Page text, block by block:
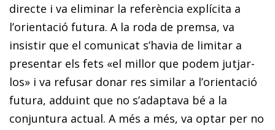
directe i va eliminar la referència explícita a
l’orientació futura. A la roda de premsa, va
insistir que el comunicat s’havia de limitar a
presentar els fets «el millor que podem jutjar-
los» i va refusar donar res similar a l’orientació
futura, adduint que no s’adaptava bé a la
conjuntura actual. A més a més, va optar per no